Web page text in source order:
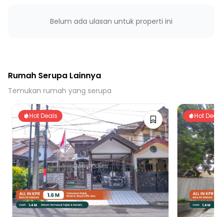
Belum ada ulasan untuk properti ini
Rumah Serupa Lainnya
Temukan rumah yang serupa
Hot Deals Hot Deals